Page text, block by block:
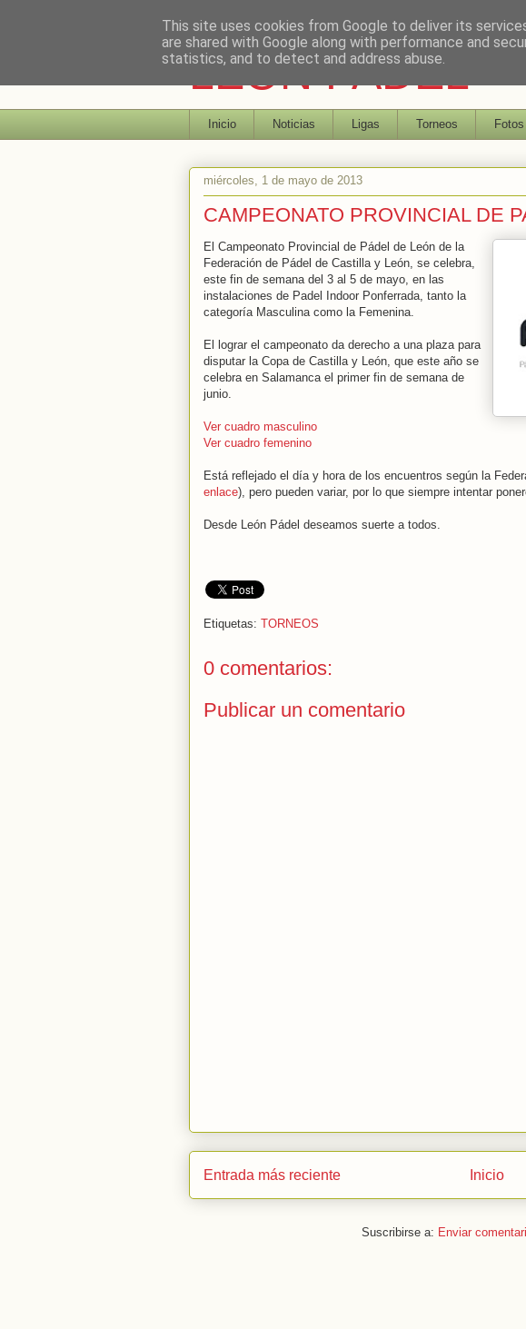
LEON PADEL
Inicio Noticias Ligas Torneos Fotos
miércoles, 1 de mayo de 2013
CAMPEONATO PROVINCIAL DE
El Campeonato Provincial de Pádel de León de la
Federación de Pádel de Castilla y León, se celebra,
este fin de semana del 3 al 5 de mayo, en las
instalaciones de Padel Indoor Ponferrada, tanto la
categoría Masculina como la Femenina.
El lograr el campeonato da derecho a una plaza para
disputar la Copa de Castilla y León, que este año se
celebra en Salamanca el primer fin de semana de
junio.
Ver cuadro masculino
Ver cuadro femenino
Está reflejado el día y hora de los encuentros según la
enlace), pero pueden variar, por lo que siempre intentar
Desde León Pádel deseamos suerte a todos.
Etiquetas: TORNEOS
0 comentarios:
Publicar un comentario
Entrada más reciente Inicio
Suscribirse a: Enviar
This site uses cookies from Google to deliver its
are shared with Google along with performance and
statistics, and to detect and address abuse.